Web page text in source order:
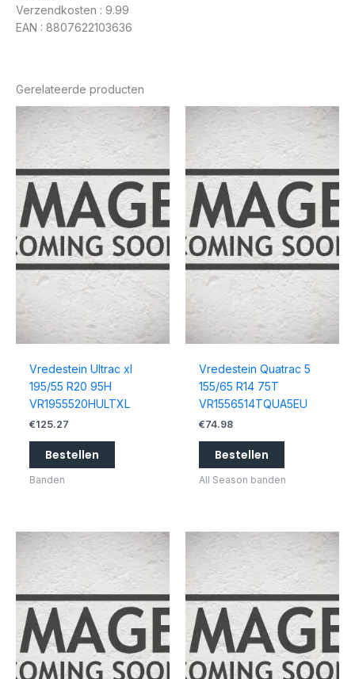
Verzendkosten : 9.99
EAN : 8807622103636
Gerelateerde producten
Vredestein Ultrac xl
195/55 R20 95H
VR1955520HULTXL
€125.27
Bestellen
Banden
Vredestein Quatrac 5
155/65 R14 75T
VR1556514TQUA5EU
€74.98
Bestellen
All Season banden